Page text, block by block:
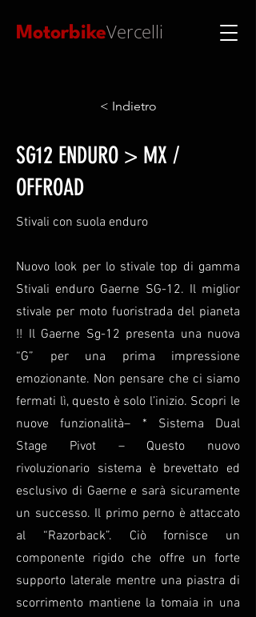
MotorbikeVercelli
< Indietro
SG12 ENDURO > MX /
OFFROAD
Stivali con suola enduro
Nuovo look per lo stivale top di gamma
Stivali enduro Gaerne SG-12. Il miglior
stivale per moto fuoristrada del pianeta
!! Il Gaerne Sg-12 presenta una nuova
“G” per una prima impressione
emozionante. Non pensare che ci siamo
fermati lì, questo è solo l’inizio. Scopri le
nuove funzionalità– * Sistema Dual
Stage Pivot – Questo nuovo
rivoluzionario sistema è brevettato ed
esclusivo di Gaerne e sarà sicuramente
un successo. Il primo perno è attaccato
al “Razorback”. Ciò fornisce un
componente rigido che offre un forte
supporto laterale mentre una piastra di
scorrimento mantiene la tomaia in una